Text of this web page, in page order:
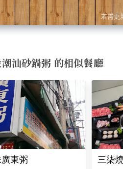
若需更
汕砂鍋粥 的相似餐廳
東粥 三柒